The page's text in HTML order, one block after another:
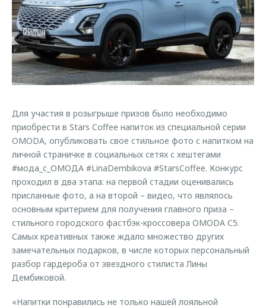
Страхование
Кредитный калькулятор
Аксессуары
Одежда и сувениры
Запчасти
Трейд-ин
Калькулятор трейд-ин
Клиентская поддержка
O&J Автоклуб
Клуб владельцев OMODA
Приложение O&J
Одежда и сувениры
Оригинальные аксессуары
Запчасти
Обратная связь
Для участия в розыгрыше призов было необходимо
приобрести в Stars Coffee напиток из специальной серии
OMODA, опубликовать свое стильное фото с напитком на
личной страничке в социальных сетях с хештегами
#мода_с_ОМОДА #LinaDembikova #StarsCoffee. Конкурс
проходил в два этапа: на первой стадии оценивались
присланные фото, а на второй – видео, что являлось
основным критерием для получения главного приза –
стильного городского фастбэк-кроссовера OMODA C5.
Самых креативных также ждало множество других
замечательных подарков, в числе которых персональный
разбор гардероба от звездного стилиста Лины
Дембиковой.
«Напитки понравились не только нашей лояльной